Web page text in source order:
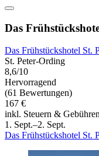
Das
Das Frühstückshotel St.
St. Peter-Ording
8,6/10
Hervorragend
(61 Bewertungen)
167 €
inkl. Steuern & Gebühren
1. Sept.–2. Sept.
Das Frühstückshotel St.